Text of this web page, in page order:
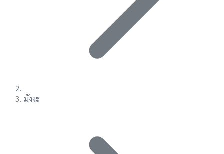
มังงะ